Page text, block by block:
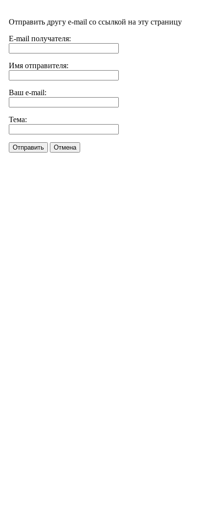
Отправить другу e-mail со ссылкой на эту страницу
E-mail получателя:
Имя отправителя:
Ваш e-mail:
Тема:
Отправить Отмена